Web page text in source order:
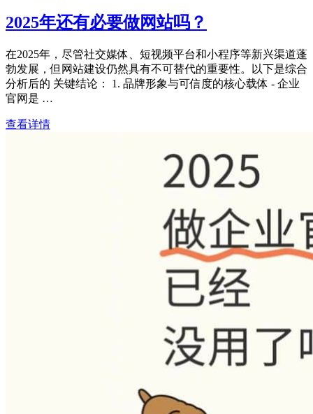
2025年还有必要做网站吗？
在2025年，尽管社交媒体、短视频平台和小程序等新兴渠道蓬
勃发展，但网站建设仍然具有不可替代的重要性。以下是综合
分析后的 关键结论： 1. 品牌形象与可信度的核心载体 - 企业
官网是 …
查看详情